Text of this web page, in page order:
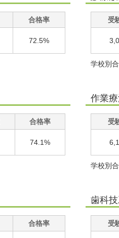
合格率
72.5%
受
学校別
合格率
74.1%
作業
受
学校別
合格率
歯科
受